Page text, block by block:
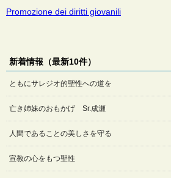
新着情報（最新10件）
ともにサレジオ的聖性への道を
亡き姉妹のおもかげ Sr.成瀬
人間であることの美しさを守る
宣教の心をもつ聖性
Promozione dei diritti giovanili